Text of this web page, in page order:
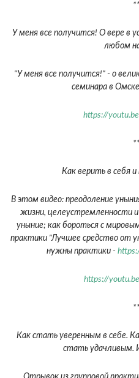
У меня все получится! О вере в
любом
"У меня все получится!" - о
семинара в
https://
Как верить в себя
В этом видео: преодоление
жизни, целеустремленности
уныние; как бороться с
практики "Лучшее средство от
нужны практики -
https://
Как стать уверенным в себе.
стать удачливым.